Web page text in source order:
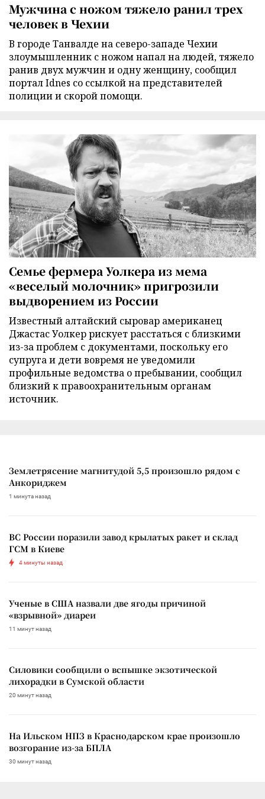
Мужчина с ножом тяжело ранил трех
человек в Чехии
В городе Танвалде на северо-западе Чехии
злоумышленник с ножом напал на людей, тяжело
ранив двух мужчин и одну женщину, сообщил
портал Idnes со ссылкой на представителей
полиции и скорой помощи.
Семье фермера Уолкера из мема
«веселый молочник» пригрозили
выдворением из России
Известный алтайский сыровар американец
Джастас Уолкер рискует расстаться с близкими
из-за проблем с документами, поскольку его
супруга и дети вовремя не уведомили
профильные ведомства о пребывании, сообщил
близкий к правоохранительным органам
источник.
Землетрясение магнитудой 5,5 произошло рядом с
Анкориджем
1 минута назад
ВС России поразили завод крылатых ракет и склад
ГСМ в Киеве
4 минуты назад
Ученые в США назвали две ягоды причиной
«взрывной» диареи
11 минут назад
Силовики сообщили о вспышке экзотической
лихорадки в Сумской области
20 минут назад
На Ильском НПЗ в Краснодарском крае произошло
возгорание из-за БПЛА
30 минут назад